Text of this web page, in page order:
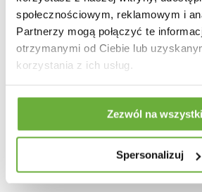
społecznościowym, reklamowym i
Partnerzy mogą połączyć te
otrzymanymi od Ciebie lub
korzystania z ich usług.
Zezwól na
Spersonalizuj